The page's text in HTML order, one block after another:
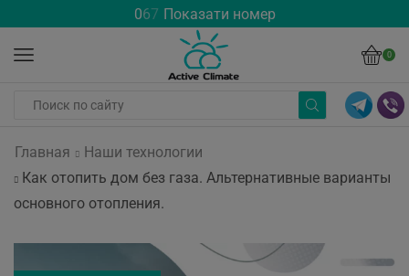
067 Показати номер
0
Главная
Наши технологии
Как отопить дом без газа. Альтернативные варианты
основного отопления.